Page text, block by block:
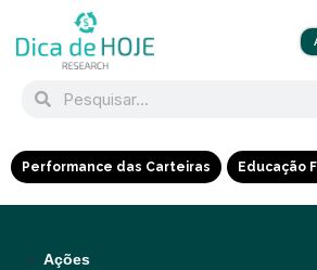
Performance das Carteiras Educação
Ações